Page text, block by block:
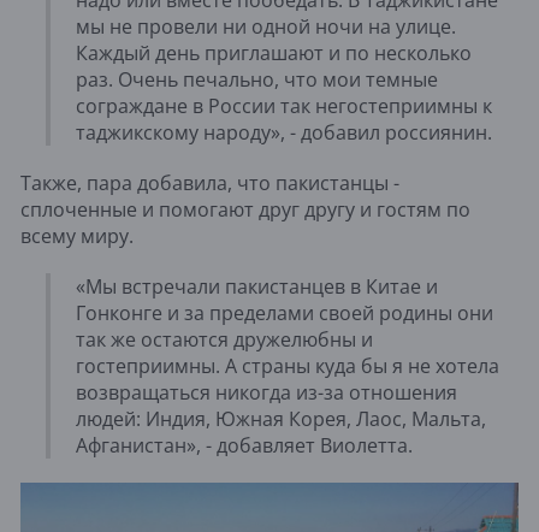
мы не провели ни одной ночи на улице.
Каждый день приглашают и по несколько
раз. Очень печально, что мои темные
сограждане в России так негостеприимны к
таджикскому народу», - добавил россиянин.
Также, пара добавила, что пакистанцы -
сплоченные и помогают друг другу и гостям по
всему миру.
«Мы встречали пакистанцев в Китае и
Гонконге и за пределами своей родины они
так же остаются дружелюбны и
гостеприимны. А страны куда бы я не хотела
возвращаться никогда из-за отношения
людей: Индия, Южная Корея, Лаос, Мальта,
Афганистан», - добавляет Виолетта.